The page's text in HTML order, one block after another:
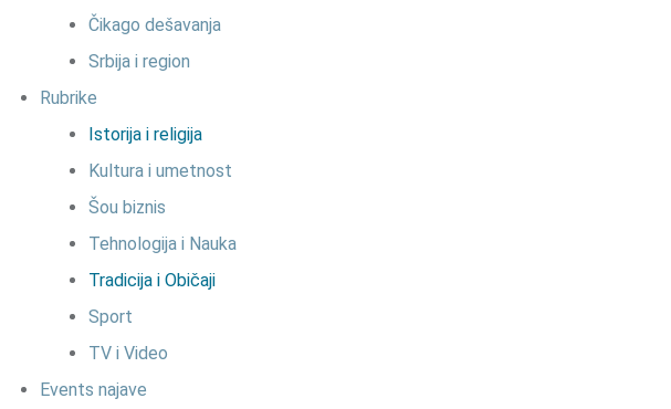
Čikago dešavanja
Srbija i region
Rubrike
Istorija i religija
Kultura i umetnost
Šou biznis
Tehnologija i Nauka
Tradicija i Običaji
Sport
TV i Video
Events najave